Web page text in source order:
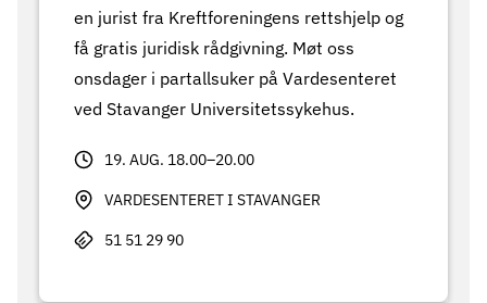
en jurist fra Kreftforeningens rettshjelp og
få gratis juridisk rådgivning. Møt oss
onsdager i partallsuker på Vardesenteret
ved Stavanger Universitetssykehus.
19. AUG. 18.00–20.00
VARDESENTERET I STAVANGER
51 51 29 90